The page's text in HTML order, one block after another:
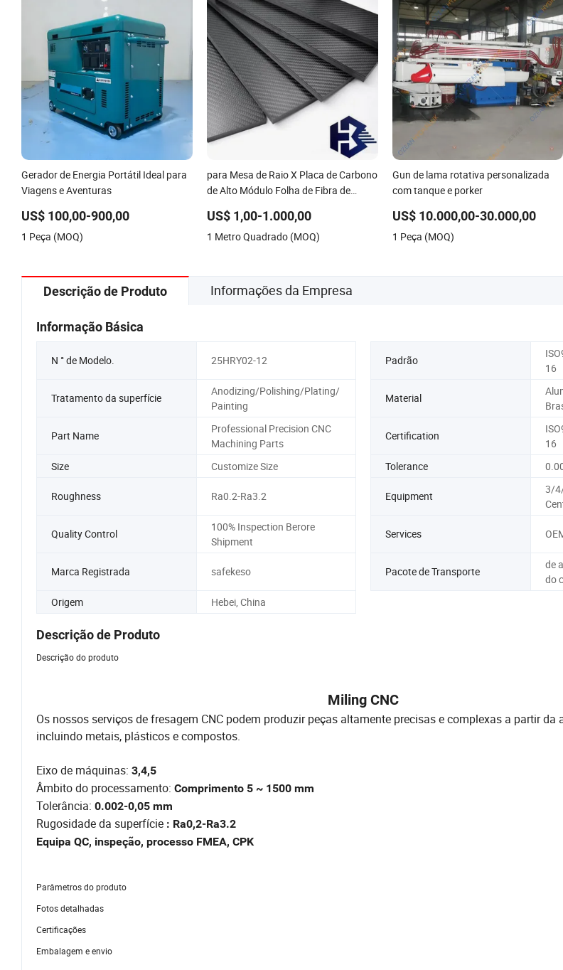
Gerador de Energia Portátil Ideal para
Viagens e Aventuras
US$ 100,00-900,00
1 Peça (MOQ)
para Mesa de Raio X Placa de Carbono
de Alto Módulo Folha de Fibra de
US$ 1,00-1.000,00
1 Metro Quadrado (MOQ)
Gun de lama rotativa personalizada
com tanque e porker
US$ 10.000,00-30.000,00
1 Peça (MOQ)
Descrição de Produto Informações da Empresa
Informação Básica
N ° de Modelo. 25HRY02-12 Padrão
16
Tratamento da superfície
Anodizing/Polishing/Plating/
Painting
Material
Part Name
Professional Precision CNC
Machining Parts
Certification
16
Size
Customize Size Tolerance
Roughness Ra0.2-Ra3.2 Equipment
3/
Quality Control
100% Inspection Berore
Shipment
Services
Marca Registrada safekeso Pacote de Transporte
de
do
Origem
Hebei, China
Descrição de Produto
Descrição do produto
Miling CNC
Os nossos serviços de fresagem CNC podem produzir peças altamente precisas e complexas a partir da
incluindo metais, plásticos e compostos.
Eixo de máquinas: 3,4,5
Âmbito do processamento: Comprimento 5 ~ 1500 mm
Tolerância: 0.002-0,05 mm
Rugosidade da superfície : Ra0,2-Ra3.2
Equipa QC, inspeção, processo FMEA, CPK
Parâmetros do produto
Fotos detalhadas
Certificações
Embalagem e envio